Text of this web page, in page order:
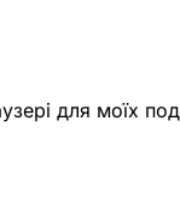
для моїх